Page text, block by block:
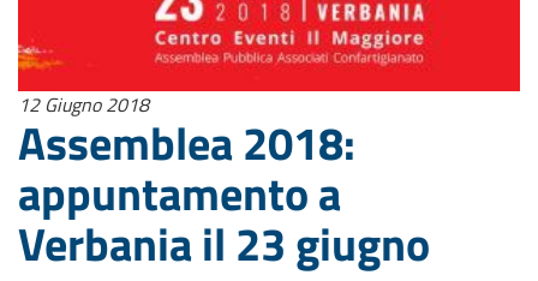
12 Giugno 2018
Assemblea 2018:
appuntamento a
Verbania il 23 giugno